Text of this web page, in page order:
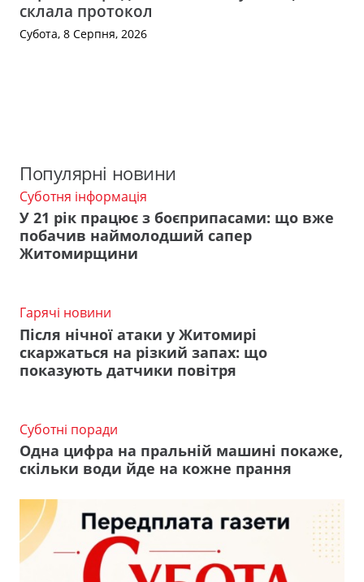
склала протокол
Субота, 8 Серпня, 2026
Популярні новини
Суботня інформація
У 21 рік працює з боєприпасами: що вже
побачив наймолодший сапер
Житомирщини
Гарячі новини
Після нічної атаки у Житомирі
скаржаться на різкий запах: що
показують датчики повітря
Суботні поради
Одна цифра на пральній машині покаже,
скільки води йде на кожне прання